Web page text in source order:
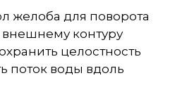
желоба для поворота
контуру
целостность
поток воды вдоль